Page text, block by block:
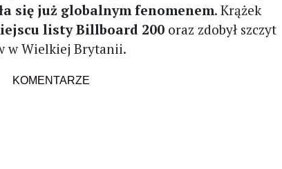
się już globalnym fenomenem. Krążek
listy Billboard 200 oraz zdobył szczyt
w Wielkiej Brytanii.
KOMENTARZE